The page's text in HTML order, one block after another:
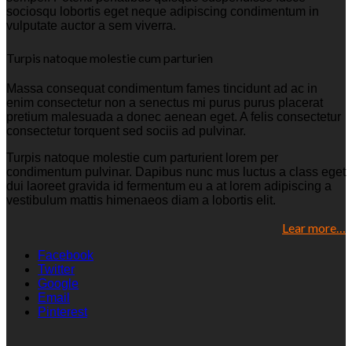
sociosqu lobortis eget neque adipiscing condimentum in
vulputate auctor a sem viverra.
Turpis natoque molestie cum parturien
Massa consequat condimentum fames tincidunt ad ac in
enim consectetur non a senectus mi purus purus placerat
pretium malesuada a donec aenean eget. A felis consectetur
consectetur torquent sed sociis ad pulvinar.
Turpis natoque molestie cum parturient lorem per
condimentum pulvinar. Dapibus nunc mus luctus a class eget
dui laoreet gravida id fermentum eu a at lorem adipiscing a
vestibulum mattis himenaeos diam a lobortis elit.
Lear more…
Facebook
Twitter
Google
Email
Pinterest